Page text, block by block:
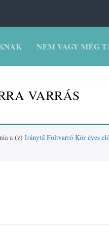
NEM VAGY MÉG
VARRÁS
a (z)Iránytű Foltvarró Kör éves